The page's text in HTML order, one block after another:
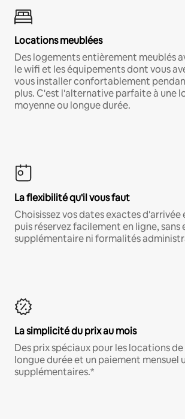
Locations meublées
Des logements entièrement meublés
le wifi et les équipements dont vous
vous installer confortablement
plus. C'est l'alternative parfaite à une
moyenne ou longue durée.
La flexibilité qu'il vous faut
Choisissez vos dates exactes
puis réservez facilement en ligne,
supplémentaire ni formalités
La simplicité du prix au mois
Des prix spéciaux pour les locations
longue durée et un paiement mensuel
supplémentaires.*